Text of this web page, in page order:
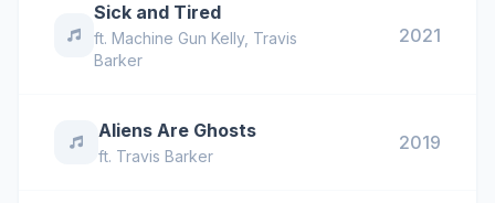
Sick and Tired
ft. Machine Gun Kelly, Travis
Barker
2021
Aliens Are Ghosts
ft. Travis Barker
2019